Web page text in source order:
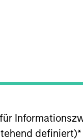
definiert)*
Core/Growth
equity